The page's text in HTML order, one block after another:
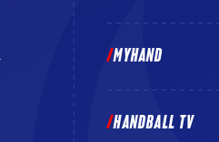
MYHAND
HANDBALL TV